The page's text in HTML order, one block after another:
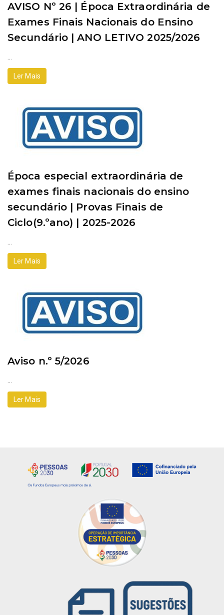
AVISO Nº 26 | Época Extraordinária de
Exames Finais Nacionais do Ensino
Secundário | ANO LETIVO 2025/2026
...
Ler Mais
Época especial extraordinária de
exames finais nacionais do ensino
secundário | Provas Finais de
Ciclo(9.ºano) | 2025-2026
...
Ler Mais
Aviso n.º 5/2026
...
Ler Mais